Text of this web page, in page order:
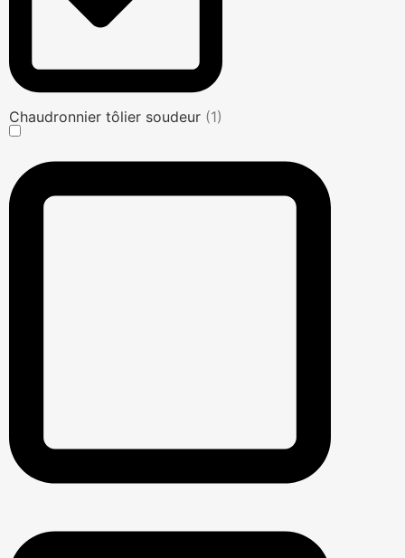
Chaudronnier tôlier soudeur (1)